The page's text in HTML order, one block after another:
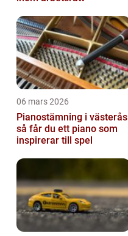
06 mars 2026
Pianostämning i västerås
så får du ett piano som
inspirerar till spel